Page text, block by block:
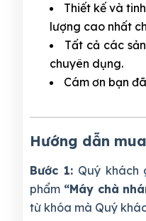
Thiết kế và
lượng cao nhất
Tất cả các
chuyên dụng.
Cám ơn bạn
Hướng dẫn
Bước 1:Quý khách
phẩm “Máy chà
từ khóa mà Quý